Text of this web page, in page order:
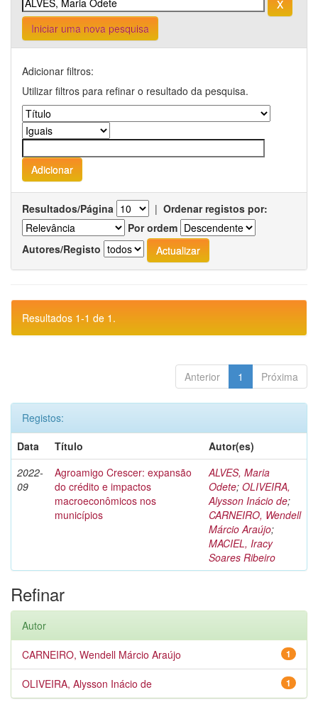
Iniciar uma nova pesquisa
Adicionar filtros:
Utilizar filtros para refinar o resultado da pesquisa.
Resultados/Página | Ordenar registos por:
Por ordem
Autores/Registo
Resultados 1-1 de 1.
Anterior 1 Próxima
Registos:
Data
Título
Autor(es)
2022-
09
Agroamigo Crescer: expansão
do crédito e impactos
macroeconômicos nos
municípios
ALVES, Maria
Odete; OLIVEIRA,
Alysson Inácio de;
CARNEIRO, Wendell
Márcio Araújo;
MACIEL, Iracy
Soares Ribeiro
Refinar
Autor
1
CARNEIRO, Wendell Márcio Araújo
1
OLIVEIRA, Alysson Inácio de